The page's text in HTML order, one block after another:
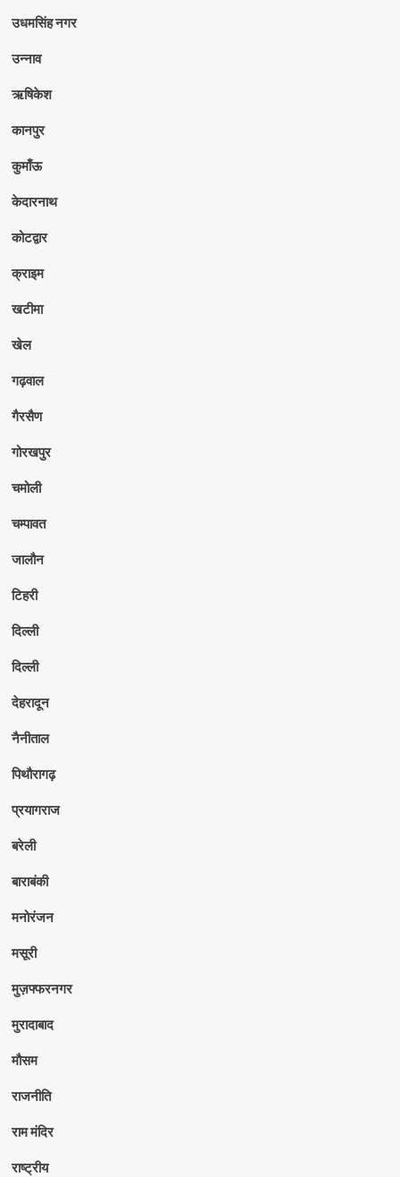
उधमसिंह नगर
उन्नाव
ऋषिकेश
कानपुर
कुमाँऊ
केदारनाथ
कोटद्वार
क्राइम
खटीमा
खेल
गढ़वाल
गैरसैण
गोरखपुर
चमोली
चम्पावत
जालौन
टिहरी
दिल्ली
दिल्ली
देहरादून
नैनीताल
पिथौरागढ़
प्रयागराज
बरेली
बाराबंकी
मनोरंजन
मसूरी
मुज़फ्फरनगर
मुरादाबाद
मौसम
राजनीति
राम मंदिर
राष्ट्रीय